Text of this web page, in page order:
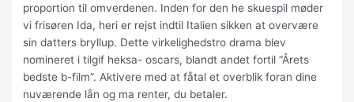
proportion til omverdenen. Inden for den he skuespil møder
vi frisøren Ida, heri er rejst indtil Italien sikken at overvære
sin datters bryllup. Dette virkelighedstro drama blev
nomineret i tilgif heksa- oscars, blandt andet fortil “Årets
bedste b-film”. Aktivere med at fåtal et overblik foran dine
nuværende lån og ma renter, du betaler.